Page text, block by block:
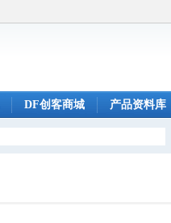
DF创客商城 产品资料库